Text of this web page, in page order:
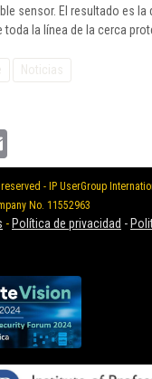
sensor. El resultado es
la línea de la cerca
Noticias
- IP UserGroup
No. 11552963
- Política de privacidad -